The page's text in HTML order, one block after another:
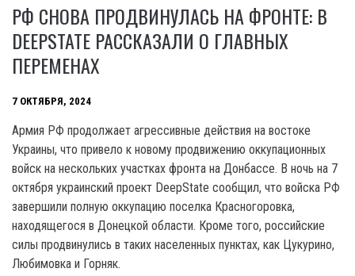
РФ СНОВА ПРОДВИНУЛАСЬ НА ФРОНТЕ: В
DEEPSTATE РАССКАЗАЛИ О ГЛАВНЫХ
ПЕРЕМЕНАХ
7 ОКТЯБРЯ, 2024
Армия РФ продолжает агрессивные действия на востоке
Украины, что привело к новому продвижению оккупационных
войск на нескольких участках фронта на Донбассе. В ночь на 7
октября украинский проект DeepState сообщил, что войска РФ
завершили полную оккупацию поселка Красногоровка,
находящегося в Донецкой области. Кроме того, российские
силы продвинулись в таких населенных пунктах, как Цукурино,
Любимовка и Горняк.